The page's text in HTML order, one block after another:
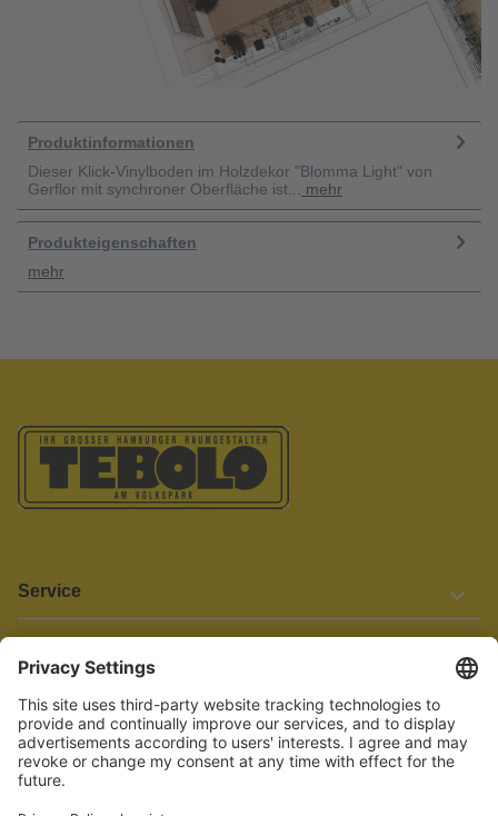
Produktinformationen
Dieser Klick-Vinylboden im Holzdekor "Blomma Light" von
Gerflor mit synchroner Oberfläche ist...
mehr
Produkteigenschaften
mehr
Service
Informationen
Barrierefreiheit
Wir bemühen uns, unsere Website barrierefrei zu gestalten.
Einige Inhalte und Funktionen sind derzeit jedoch noch nicht
vollständig zugänglich. Wenn Sie auf Barrieren stoßen oder Hilfe
benötigen, kontaktieren Sie uns bitte unter service[at]knutzen.de.